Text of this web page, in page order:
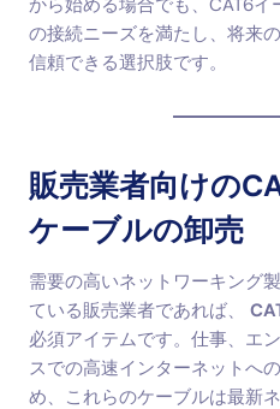
から始める場合でも、CAT6
の接続ニーズを満たし、将来
信頼できる選択肢です。
販売業者向けの
ケーブルの卸売
需要の高いネットワーキング
ている販売業者であれば、
必須アイテムです。仕事、エ
スでの高速インターネットへ
め、これらのケーブルは最新